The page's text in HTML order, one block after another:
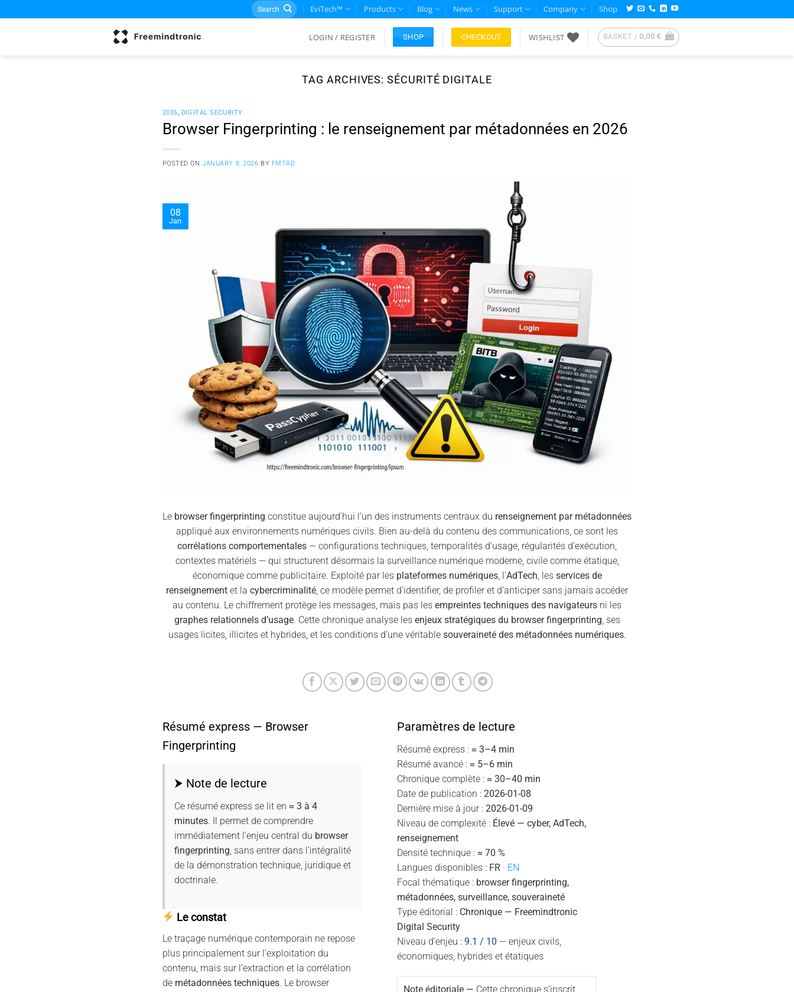
to
Search
for:
EviTech™ Products Blog News Support Company Shop
LOGIN / REGISTER SHOP CHECKOUT WISHLIST BASKET / 0,00€
TAG ARCHIVES:SÉCURITÉ DIGITALE
2026, DIGITAL SECURITY
Browser Fingerprinting : le renseignement par métadonnées en 2026
POSTED ONJANUARY 8, 2026 BY FMTAD
08
Jan
Le browser fingerprinting constitue aujourd’hui l’un des instruments centraux du renseignement par métadonnées
appliqué aux environnements numériques civils. Bien au-delà du contenu des communications, ce sont les
corrélations comportementales — configurations techniques, temporalités d’usage, régularités d’exécution,
contextes matériels — qui structurent désormais la surveillance numérique moderne, civile comme étatique,
économique comme publicitaire. Exploité par les plateformes numériques, l’AdTech , les services de
renseignement et la cybercriminalité , ce modèle permet d’identifier, de profiler et d’anticiper sans jamais accéder
au contenu. Le chiffrement protège les messages, mais pas les empreintes techniques des navigateurs ni les
graphes relationnels d’usage. Cette chronique analyse les enjeux stratégiques du browser fingerprinting , ses
usages licites, illicites et hybrides, et les conditions d’une véritable souveraineté des métadonnées numériques.
Résumé express — Browser
Fingerprinting
⮞ Note de lecture
Ce résumé express se lit en ≈ 3 à 4
minutes. Il permet de comprendre
immédiatement l’enjeu central du browser
fingerprinting , sans entrer dans l’intégralité
de la démonstration technique, juridique et
doctrinale.
Le constat
Le traçage numérique contemporain ne repose
plus principalement sur l’exploitation du
contenu, mais sur l’extraction et la corrélation
de métadonnées techniques. Le browser
Paramètres de lecture
Résumé express : ≈ 3–4 min
Résumé avancé : ≈ 5–6 min
Chronique complète : ≈ 30–40 min
Date de publication : 2026-01-08
Dernière mise à jour : 2026-01-09
Niveau de complexité : Élevé — cyber, AdTech,
renseignement
Densité technique : ≈ 70 %
Langues disponibles : FR · EN
Focal thématique : browser fingerprinting,
métadonnées, surveillance, souveraineté
Type éditorial : Chronique — Freemindtronic
Digital Security
Niveau d’enjeu : 9.1 / 10 — enjeux civils,
économiques, hybrides et étatiques
Note éditoriale — Cette chronique s’inscrit